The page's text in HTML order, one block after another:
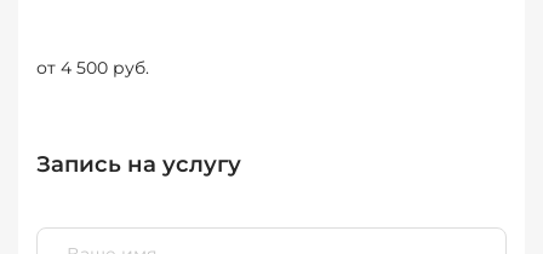
от 4 500 руб.
Запись на услугу